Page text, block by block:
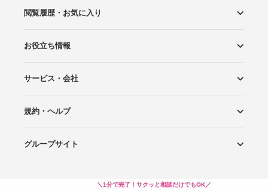
＼1分で完了！サクッと相談だけでもOK／
ロケーションから探す
スタジオから探す
閲覧履歴・お気に入り
閲覧スタジオ
お気に入り
お役立ち情報
Wedding Photo マガジン
はじめてガイド
サービス・会社
Photoraitとは
スタジオの掲載について
お問い合わせ
運営会社
サイトマップ
規約・ヘルプ
プライバシーポリシー
利用規約
ヘルプ
グループサイト